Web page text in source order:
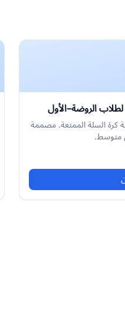
الروضة–الأول
السلة الممتعة. مصممة
متوسط.